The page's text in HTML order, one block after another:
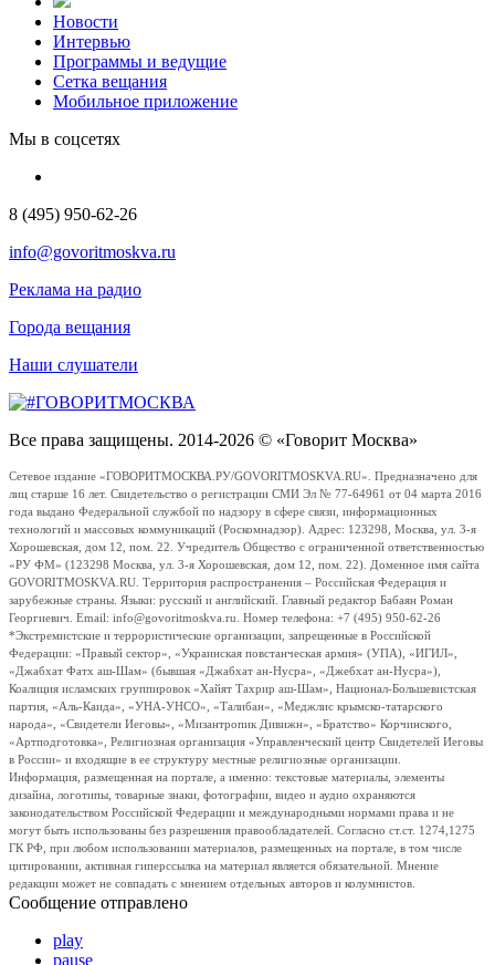
Новости
Интервью
Программы и ведущие
Сетка вещания
Мобильное приложение
Мы в соцсетях
8 (495) 950-62-26
info@govoritmoskva.ru
Реклама на радио
Города вещания
Наши слушатели
Все права защищены. 2014-2026 © «Говорит Москва»
Сетевое издание «ГОВОРИТМОСКВА.РУ/GOVORITMOSKVA.RU». Предназначено для
лиц старше 16 лет. Свидетельство о регистрации СМИ Эл № 77-64961 от 04 марта 2016
года выдано Федеральной службой по надзору в сфере связи, информационных
технологий и массовых коммуникаций (Роскомнадзор). Адрес: 123298, Москва, ул. 3-я
Хорошевская, дом 12, пом. 22. Учредитель Общество с ограниченной ответственностью
«РУ ФМ» (123298 Москва, ул. 3-я Хорошевская, дом 12, пом. 22). Доменное имя сайта
GOVORITMOSKVA.RU. Территория распространения – Российская Федерация и
зарубежные страны. Языки: русский и английский. Главный редактор Бабаян Роман
Георгиевич. Email: info@govoritmoskva.ru. Номер телефона: +7 (495) 950-62-26
*Экстремистские и террористические организации, запрещенные в Российской
Федерации: «Правый сектор», «Украинская повстанческая армия» (УПА), «ИГИЛ»,
«Джабхат Фатх аш-Шам» (бывшая «Джабхат ан-Нусра», «Джебхат ан-Нусра»),
Коалиция исламских группировок «Хайят Тахрир аш-Шам», Национал-Большевистская
партия, «Аль-Каида», «УНА-УНСО», «Талибан», «Меджлис крымско-татарского
народа», «Свидетели Иеговы», «Мизантропик Дивижн», «Братство» Корчинского,
«Артподготовка», Религиозная организация «Управленческий центр Свидетелей Иеговы
в России» и входящие в ее структуру местные религиозные организации.
Информация, размещенная на портале, а именно: текстовые материалы, элементы
дизайна, логотипы, товарные знаки, фотографии, видео и аудио охраняются
законодательством Российской Федерации и международными нормами права и не
могут быть использованы без разрешения правообладателей. Согласно ст.ст. 1274,1275
ГК РФ, при любом использовании материалов, размещенных на портале, в том числе
цитировании, активная гиперссылка на материал является обязательной. Мнение
редакции может не совпадать с мнением отдельных авторов и колумнистов.
Сообщение отправлено
play
pause